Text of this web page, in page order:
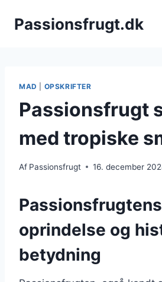
Passionsfrugt.dk
MAD OPSKRIFTER
Passionsfrugt
med tropiske
Af Passionsfrugt 16. december
Passionsfrugtens
oprindelse og
betydning